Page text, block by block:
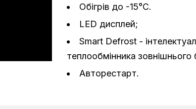
Обігрів до -15°C.
LED дисплей;
Smart Defrost -
теплообмінника зовнішнього
Авторестарт.